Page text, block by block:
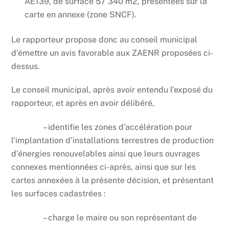
carte en annexe (zone SNCF).
Le rapporteur propose donc au conseil municipal
d’émettre un avis favorable aux ZAENR proposées ci-
dessus.
Le conseil municipal, après avoir entendu l’exposé du
rapporteur, et après en avoir délibéré,
– identifie les zones d’accélération pour
l’implantation d’installations terrestres de production
d’énergies renouvelables ainsi que leurs ouvrages
connexes mentionnées ci-après, ainsi que sur les
cartes annexées à la présente décision, et présentant
les surfaces cadastrées :
– charge le maire ou son représentant de